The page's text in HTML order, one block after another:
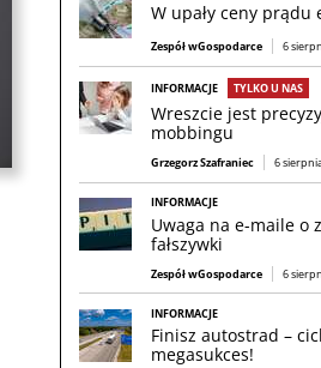
W upały ceny prądu
Zespół wGospodarce 6
INFORMACJE TYLKO U NAS
Wreszcie jest
mobbingu
Grzegorz Szafraniec 6
INFORMACJE
Uwaga na e-maile o
fałszywki
Zespół wGospodarce 6
INFORMACJE
Finisz autostrad –
megasukces!